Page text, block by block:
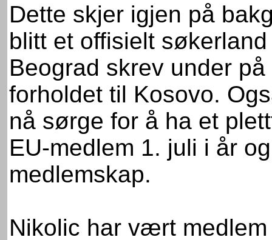
Dette skjer igjen på
blitt et offisielt
Beograd skrev under
forholdet til Kosovo.
nå sørge for å ha et
EU-medlem 1. juli i år
medlemskap.
Nikolic har vært